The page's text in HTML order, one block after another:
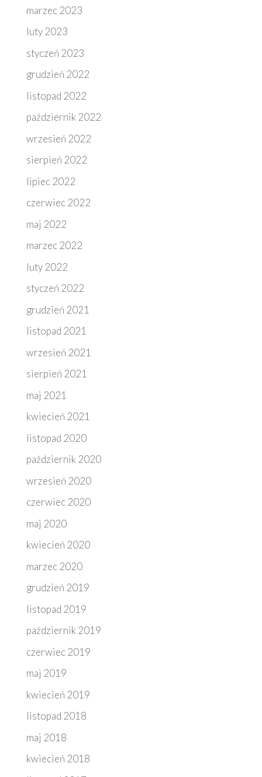
marzec 2023
luty 2023
styczeń 2023
grudzień 2022
listopad 2022
październik 2022
wrzesień 2022
sierpień 2022
lipiec 2022
czerwiec 2022
maj 2022
marzec 2022
luty 2022
styczeń 2022
grudzień 2021
listopad 2021
wrzesień 2021
sierpień 2021
maj 2021
kwiecień 2021
listopad 2020
październik 2020
wrzesień 2020
czerwiec 2020
maj 2020
kwiecień 2020
marzec 2020
grudzień 2019
listopad 2019
październik 2019
czerwiec 2019
maj 2019
kwiecień 2019
listopad 2018
maj 2018
kwiecień 2018